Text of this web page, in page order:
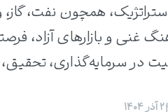
همچون نفت،
غنی و بازارهای آزاد،
در سرمایه‌گذاری،
۲ آذر ۱۴۰۴